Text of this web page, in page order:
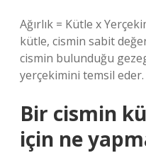
Ağırlık = Kütle x
kütle, cismin sabit
cismin bulunduğu
yerçekimini temsil eder.
Bir cismin
için ne